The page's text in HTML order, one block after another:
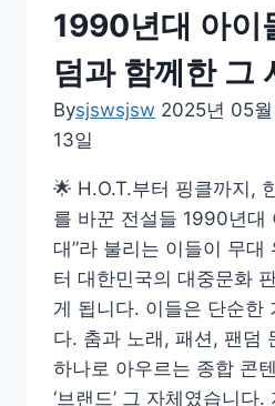
에
모
이
던
시
절,
90
년
대
최
고
시
1990년대 아이
덤과 함께한 그
Bysjswsjsw 2025년 05월
13일
🌟 H.O.T.부터 핑클까지,
를 바꾼 전설들 1990년대
대”라 불리는 이들이 무대
터 대한민국의 대중문화
게 됩니다. 이들은 단순한
다. 춤과 노래, 패션, 팬덤
하나로 아우르는 종합 콘
‘브랜드’ 그 자체였습니다